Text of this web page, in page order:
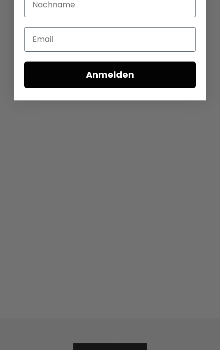
335,00 €
Email
Anmelden